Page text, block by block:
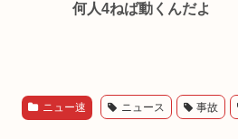
何人4ねば動くんだよ
ニュー速 ニュース 事故